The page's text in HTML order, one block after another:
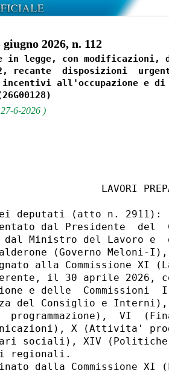
2026, n. 112
in legge, con
recante  disposizioni
all'occupazione e di
6-2026 )
LAVORI
dei deputati (atto n. 2911):
dal Presidente  del
dal Ministro del Lavoro
(Governo
alla Commissione XI
il 30 aprile 2026,
e delle
del Consiglio e
programmazione),  VI
X (Attivita'
sociali), XIV (Politiche
regionali.
dalla Commissione XI